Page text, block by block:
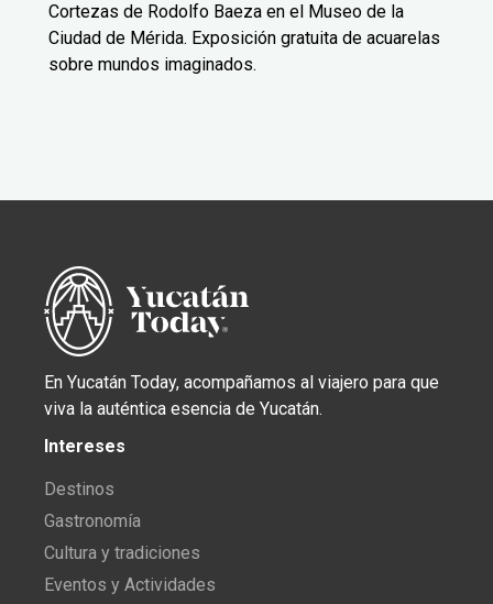
Cortezas de Rodolfo Baeza en el Museo de la
Ciudad de Mérida. Exposición gratuita de acuarelas
sobre mundos imaginados.
En Yucatán Today, acompañamos al viajero para que
viva la auténtica esencia de Yucatán.
Intereses
Destinos
Gastronomía
Cultura y tradiciones
Eventos y Actividades